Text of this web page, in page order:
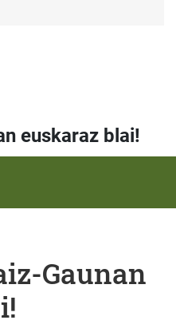
euskaraz blai!
Gaunan